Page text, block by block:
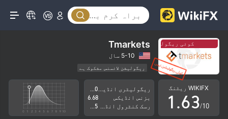
کوئی ریگولیشن نہیں کوئی ریگولیشن نہیں
Tmarkets
5-10 سال
ریگولیشن لائسنس مشکوک ہے
کاروباری علاقے میں شبہات
اعلیٰ سطح کے خطرات
WIKIFX ریٹنگ
0
1.
2
3
4
5
6
0
1
2
3/10
2.20
بزنس انڈیکس
6.68